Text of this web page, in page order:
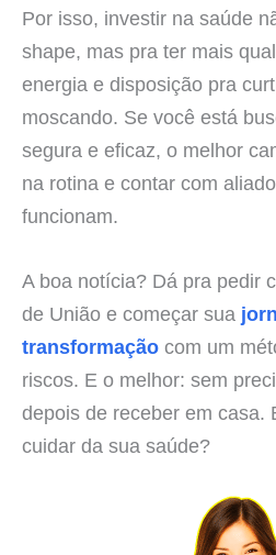
Por isso, investir na saúde
shape, mas pra ter mais
energia e disposição pra
moscando. Se você está
segura e eficaz, o melhor
na rotina e contar com
funcionam.
A boa notícia? Dá pra pedir
de União e começar sua
transformação com um
riscos. E o melhor: sem
depois de receber em casa.
cuidar da sua saúde?